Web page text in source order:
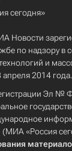
сегодня»
Новости
по надзору в
и
2014 года.
Эл №
(МИА «Россия